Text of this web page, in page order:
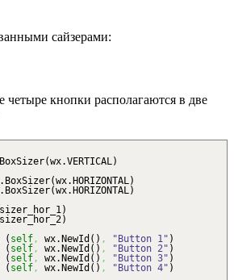
сайзерами:
кнопки располагаются в две
BoxSizer(wx.VERTICAL )
BoxSizer(wx.HORIZONTAL )
BoxSizer(wx.HORIZONTAL )
sizer_hor_1 )
sizer_hor_2)
( self , wx.NewId ( ) , "Button 1" )
( self , wx.NewId ( ) , "Button 2" )
( self , wx.NewId ( ) , "Button 3" )
( self , wx.NewId ( ) , "Button 4" )